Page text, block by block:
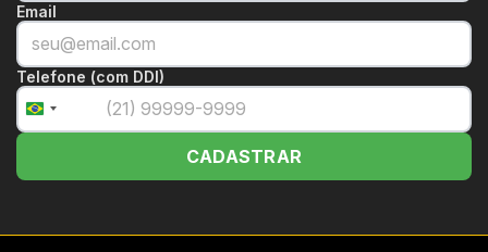
Email
Telefone (com DDI)
Brazil
+55
CADASTRAR